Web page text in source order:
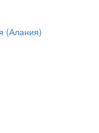
(Алания)